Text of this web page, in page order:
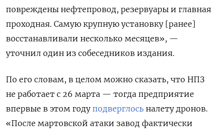
повреждены нефтепровод, резервуары и главная
проходная. Самую крупную установку [ранее]
восстанавливали несколько месяцев», —
уточнил один из собеседников издания.
По его словам, в целом можно сказать, что НПЗ
не работает с 26 марта — тогда предприятие
впервые в этом году подверглось налету дронов.
«После мартовской атаки завод фактически